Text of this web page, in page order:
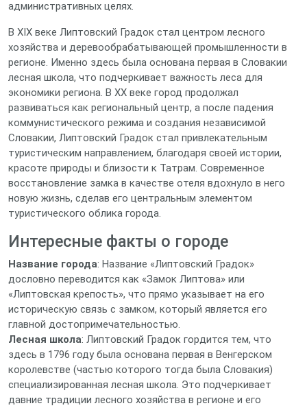
административных целях.
В XIX веке Липтовский Градок стал центром лесного
хозяйства и деревообрабатывающей промышленности в
регионе. Именно здесь была основана первая в Словакии
лесная школа, что подчеркивает важность леса для
экономики региона. В XX веке город продолжал
развиваться как региональный центр, а после падения
коммунистического режима и создания независимой
Словакии, Липтовский Градок стал привлекательным
туристическим направлением, благодаря своей истории,
красоте природы и близости к Татрам. Современное
восстановление замка в качестве отеля вдохнуло в него
новую жизнь, сделав его центральным элементом
туристического облика города.
Интересные факты о городе
Название города: Название «Липтовский Градок»
дословно переводится как «Замок Липтова» или
«Липтовская крепость», что прямо указывает на его
историческую связь с замком, который является его
главной достопримечательностью.
Лесная школа: Липтовский Градок гордится тем, что
здесь в 1796 году была основана первая в Венгерском
королевстве (частью которого тогда была Словакия)
специализированная лесная школа. Это подчеркивает
давние традиции лесного хозяйства в регионе и его